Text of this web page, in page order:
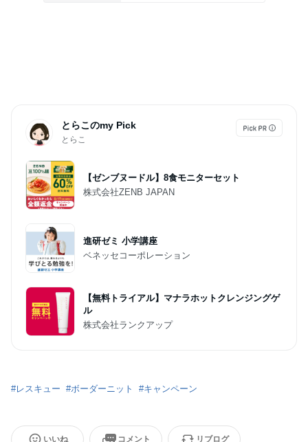
とらこのmy Pick
とらこ
【ゼンブヌードル】8食モニターセット
株式会社ZENB JAPAN
進研ゼミ 小学講座
ベネッセコーポレーション
【無料トライアル】マナラホットクレンジングゲ
ル
株式会社ランクアップ
#レスキュー #ボーダーニット #キャンペーン
いいね コメント リブログ